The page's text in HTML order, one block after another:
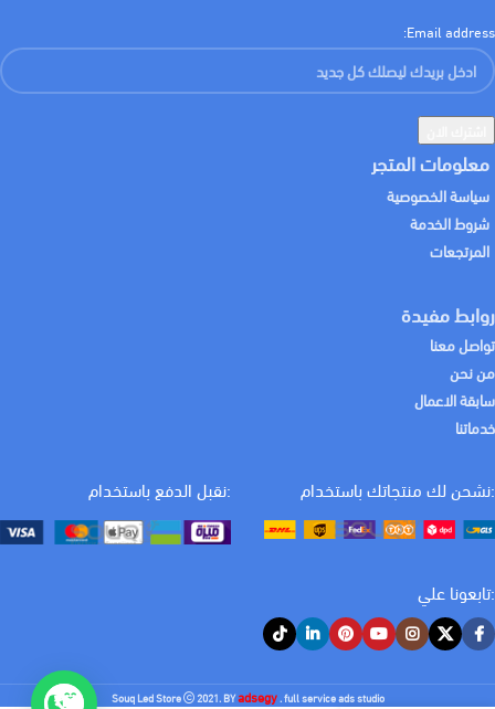
Email address:
معلومات المتجر
سياسة الخصوصية
شروط الخدمة
المرتجعات
روابط مفيدة
تواصل معنا
من نحن
سابقة الاعمال
خدماتنا
:نقبل الدفع باستخدام :نشحن لك منتجاتك باستخدام
:تابعونا علي
Souq Led Store 2021. BYadsegy. full service ads studio